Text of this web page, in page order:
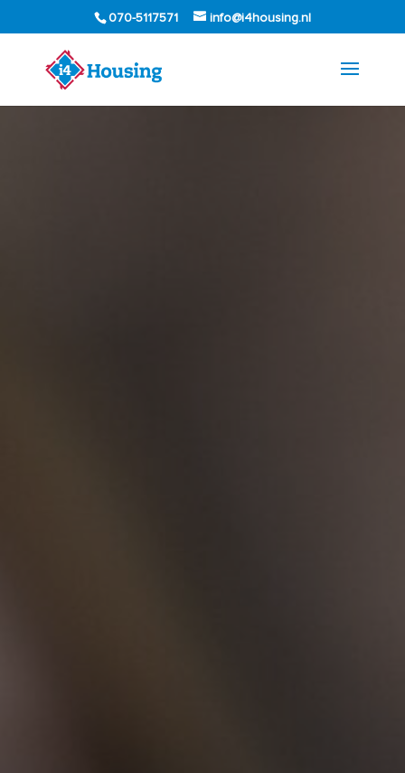
070-5117571 info@i4housing.nl